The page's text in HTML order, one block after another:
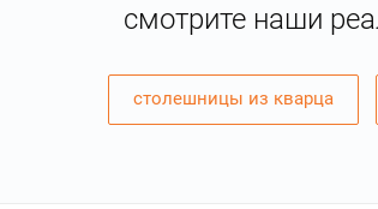
смотрите наши
столешницы из кварца